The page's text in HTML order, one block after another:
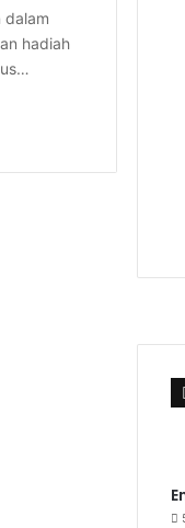
dalam
hadiah